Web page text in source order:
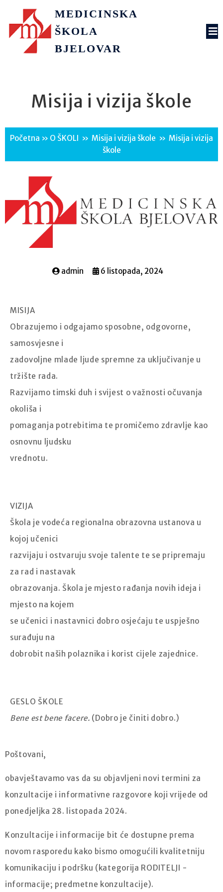
MEDICINSKA
ŠKOLA
BJELOVAR
Misija i vizija škole
Početna » O ŠKOLI » Misija i vizija škole » Misija i vizija
škole
admin 6 listopada, 2024
MISIJA
Obrazujemo i odgajamo sposobne, odgovorne,
samosvjesne i
zadovoljne mlade ljude spremne za uključivanje u
tržište rada.
Razvijamo timski duh i svijest o važnosti očuvanja
okoliša i
pomaganja potrebitima te promičemo zdravlje kao
osnovnu ljudsku
vrednotu.
VIZIJA
Škola je vodeća regionalna obrazovna ustanova u
kojoj učenici
razvijaju i ostvaruju svoje talente te se pripremaju
za rad i nastavak
obrazovanja. Škola je mjesto rađanja novih ideja i
mjesto na kojem
se učenici i nastavnici dobro osjećaju te uspješno
surađuju na
dobrobit naših polaznika i korist cijele zajednice.
GESLO ŠKOLE
Bene est bene facere. (Dobro je činiti dobro.)
Poštovani,
obavještavamo vas da su objavljeni novi termini za
konzultacije i informativne razgovore koji vrijede od
ponedjeljka 28. listopada 2024.
Konzultacije i informacije bit će dostupne prema
novom rasporedu kako bismo omogućili kvalitetniju
komunikaciju i podršku (kategorija RODITELJI -
informacije; predmetne konzultacije).